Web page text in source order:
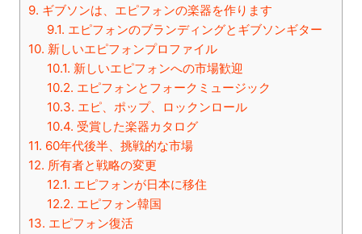
9. ギブソンは、エピフォンの楽器を作ります
9.1. エピフォンのブランディングとギブソンギター
10. 新しいエピフォンプロファイル
10.1. 新しいエピフォンへの市場歓迎
10.2. エピフォンとフォークミュージック
10.3. エピ、ポップ、ロックンロール
10.4. 受賞した楽器カタログ
11. 60年代後半、挑戦的な市場
12. 所有者と戦略の変更
12.1. エピフォンが日本に移住
12.2. エピフォン韓国
13. エピフォン復活